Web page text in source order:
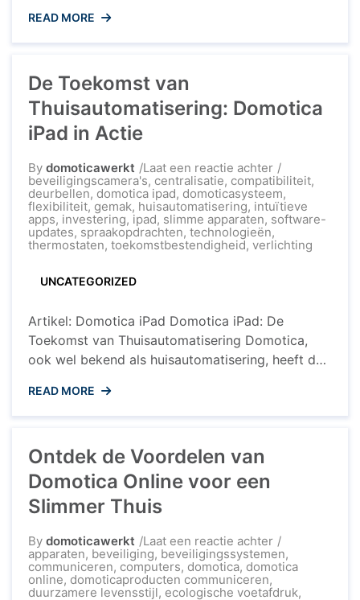
huiseigenaren die hun woningen willen
automatiseren en comfortabeler willen maken.
van domotica in uw huis? Initiële Investering De
kosten van domotica kunnen variëren afhankelijk
...
READ MORE
De Toekomst van
Thuisautomatisering: Domotica
iPad in Actie
By domoticawerkt Laat een reactie achterop
De
Toekomst
van
Domotica
iPad
beveiligingscamera's, centralisatie, compatibiliteit,
deurbellen, domotica ipad, domoticasysteem,
flexibiliteit, gemak, huisautomatisering, intuïtieve
apps, investering, ipad, slimme apparaten, software-
updates, spraakopdrachten, technologieën,
thermostaten, toekomstbestendigheid, verlichting
UNCATEGORIZED
Artikel: Domotica iPad Domotica iPad: De
Toekomst van Thuisautomatisering Domotica,
ook wel bekend als huisautomatisering, heeft de
controleren getransformeerd. Met de opkomst
van slimme apparaten en technologieën wordt
automatiseren en te personaliseren. Een van de
populaire apparaten die hierbij een centrale ...
READ MORE
Ontdek de Voordelen van
Domotica Online voor een
Slimmer Thuis
By domoticawerkt Laat een reactie achterop
Ontdek
de
van
apparaten, beveiliging, beveiligingssystemen,
communiceren, computers, domotica, domotica
online, domoticaproducten communiceren,
duurzamere levensstijl, ecologische voetafdruk,